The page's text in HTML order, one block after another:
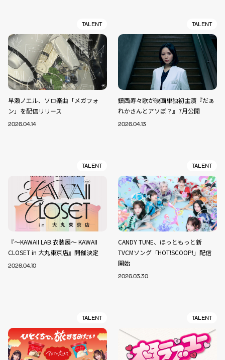
TALENT
早瀬ノエル、ソロ楽曲「メガフォ
ン」を配信リリース
2026.04.14
TALENT
鎮西寿々歌が映画単独初主演『だぁ
れかさんとアソぼ？』7月公開
2026.04.13
TALENT
『～KAWAII LAB.衣装展～ KAWAII
CLOSET in 大丸東京店』開催決定
2026.04.10
TALENT
CANDY TUNE、ほっともっと新
TVCMソング「HOT!SCOOP!」配信
開始
2026.03.30
TALENT TALENT